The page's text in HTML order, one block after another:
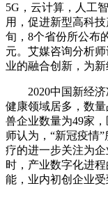
5G，云计算，人工
用，促进新型高科
旬，8个省份所公布
元。艾媒咨询分析
业的融合创新，为
2020中国新经济
健康领域居多，数
兽企业数量为49家
师认为，“新冠疫情
疗的进一步关注为
时，产业数字化进
能，业内初创企业受